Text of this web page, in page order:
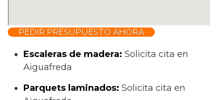
PEDIR PRESUPUESTO AHORA
Escaleras de madera: Solicita cita en
Aiguafreda
Parquets laminados: Solicita cita en